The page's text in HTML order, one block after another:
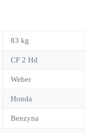
83 kg
CF 2 Hd
Weber
Honda
Benzyna